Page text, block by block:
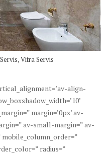
,Vitra Servis
align-
margin=’0px’ av-
av-small-margin=” av-
radius=”